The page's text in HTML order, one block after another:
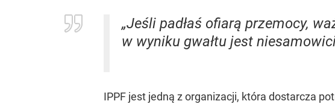
„Jeśli padłaś ofiarą przemocy,
w wyniku gwałtu jest
IPPF jest jedną z organizacji, która dostarcza